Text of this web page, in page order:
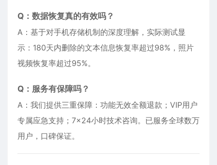
Q：数据恢复真的有效吗？
A：基于对手机存储机制的深度理解，实际测试显
示：180天内删除的文本信息恢复率超过98%，照片
视频恢复率超过95%。
Q：服务有保障吗？
A：我们提供三重保障：功能无效全额退款；VIP用户
专属应急支持；7×24小时技术咨询。已服务全球数万
用户，口碑保证。